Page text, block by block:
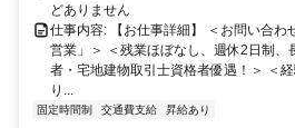
どありません
仕事内容: 【お仕事詳細】 ＜お問い合わ
営業」＞ ＜残業ほぼなし、週休2日制、
者・宅地建物取引士資格者優遇！＞ ＜
り...
固定時間制 交通費支給 昇給あり